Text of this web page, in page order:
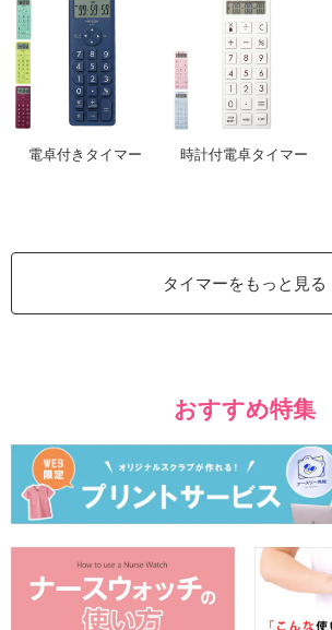
電卓付きタイマー 時計付電卓タイマー
タイマーをもっと見る
おすすめ特集